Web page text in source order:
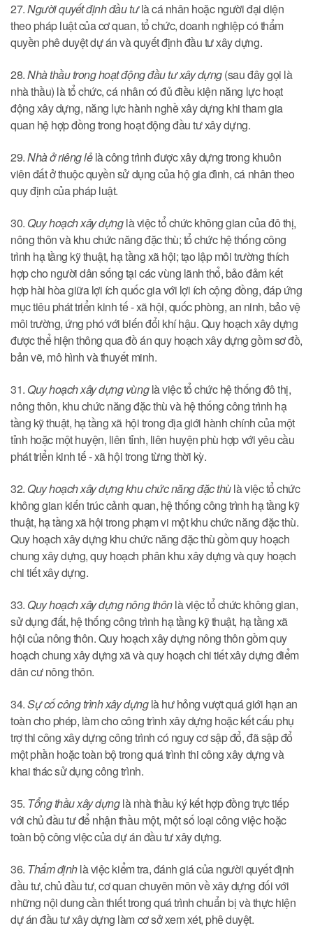
27.Người quyết định đầu tưlà cá nhân hoặc người đại diện
theo pháp luật của cơ quan, tổ chức, doanh nghiệp có thẩm
quyền phê duyệt dự án và quyết định đầu tư xây dựng.
28.Nhà thầu trong hoạt động đầu tư xây dựng(sau đây gọi là
nhà thầu) là tổ chức, cá nhân có đủ điều kiện năng lực hoạt
động xây dựng, năng lực hành nghề xây dựng khi tham gia
quan hệ hợp đồng trong hoạt động đầu tư xây dựng.
29.Nhà ở riêng lẻlà công trình được xây dựng trong khuôn
viên đất ở thuộc quyền sử dụng của hộ gia đình, cá nhân theo
quy định của pháp luật.
30. Quy hoạch xây dựnglà việc tổ chức không gian của đô thị,
nông thôn và khu chức năng đặc thù; tổ chức hệ thống công
trình hạ tầng kỹ thuật, hạ tầng xã hội; tạo lập môi trường thích
hợp cho người dân sống tại các vùng lãnh thổ, bảo đảm kết
hợp hài hòa giữa lợi ích quốc gia với lợi ích cộng đồng, đáp ứng
mục tiêu phát triển kinh tế - xã hội, quốc phòng, an ninh, bảo vệ
môi trường, ứng phó với biến đổi khí hậu. Quy hoạch xây dựng
được thể hiện thông qua đồ án quy hoạch xây dựng gồm sơ đồ,
bản vẽ, mô hình và thuyết minh.
31. Quy hoạch xây dựng vùnglà việc tổ chức hệ thống đô thị,
nông thôn, khu chức năng đặc thù và hệ thống công trình hạ
tầng kỹ thuật, hạ tầng xã hội trong địa giới hành chính của một
tỉnh hoặc một huyện, liên tỉnh, liên huyện phù hợp với yêu cầu
phát triển kinh tế - xã hội trong từng thời kỳ.
32. Quy hoạch xây dựng khu chức năng đặc thùlà việc tổ chức
không gian kiến trúc cảnh quan, hệ thống công trình hạ tầng kỹ
thuật, hạ tầng xã hội trong phạm vi một khu chức năng đặc thù.
Quy hoạch xây dựng khu chức năng đặc thù gồm quy hoạch
chung xây dựng, quy hoạch phân khu xây dựng và quy hoạch
chi tiết xây dựng.
33. Quy hoạch xây dựng nông thônlà việc tổ chức không gian,
sử dụng đất, hệ thống công trình hạ tầng kỹ thuật, hạ tầng xã
hội của nông thôn. Quy hoạch xây dựng nông thôn gồm quy
hoạch chung xây dựng xã và quy hoạch chi tiết xây dựng điểm
dân cư nông thôn.
34.Sự cố công trình xây dựnglà hư hỏng vượt quá giới hạn an
toàn cho phép, làm cho công trình xây dựng hoặc kết cấu phụ
trợ thi công xây dựng công trình có nguy cơ sập đổ, đã sập đổ
một phần hoặc toàn bộ trong quá trình thi công xây dựng và
khai thác sử dụng công trình.
35. Tổng thầu xây dựnglà nhà thầu ký kết hợp đồng trực tiếp
với chủ đầu tư để nhận thầu một, một số loại công việc hoặc
toàn bộ công việc của dự án đầu tư xây dựng.
36. Thẩm địnhlà việc kiểm tra, đánh giá của người quyết định
đầu tư, chủ đầu tư, cơ quan chuyên môn về xây dựng đối với
những nội dung cần thiết trong quá trình chuẩn bị và thực hiện
dự án đầu tư xây dựng làm cơ sở xem xét, phê duyệt.